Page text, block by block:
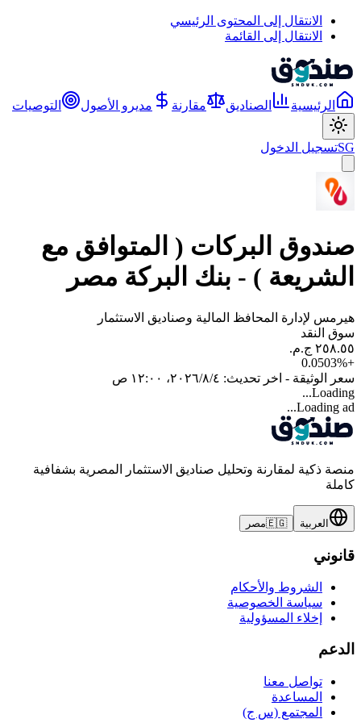
الانتقال إلى المحتوى الرئيسي
الانتقال إلى القائمة
الرئيسية الصناديق مقارنة مديرو الأصول التوصيات
SGتسجيل الدخول
صندوق البركات ( المتوافق مع
الشريعة ) - بنك البركة مصر
هيرمس لإدارة المحافظ المالية وصناديق الاستثمار
سوق النقد
+
0.0503%
سعر الوثيقة - اخر تحديث: ٤‏/٨‏/٢٠٢٦، ١٢:٠٠ ص
Loading...
Loading ad...
منصة ذكية لمقارنة وتحليل صناديق الاستثمار المصرية بشفافية
كاملة
العربية 🇪🇬مصر
قانوني
الشروط والأحكام
سياسة الخصوصية
إخلاء المسؤولية
الدعم
تواصل معنا
المساعدة
المجتمع (س ج)